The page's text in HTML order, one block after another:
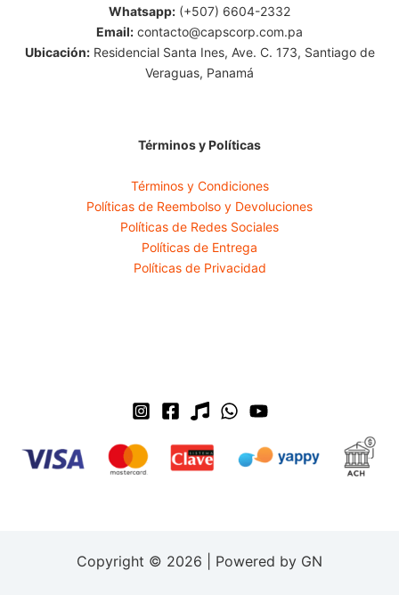
Whatsapp: (+507) 6604-2332
Email: contacto@capscorp.com.pa
Ubicación:Residencial Santa Ines, Ave. C. 173, Santiago de
Veraguas, Panamá
Términos y Políticas
Términos y Condiciones
Políticas de Reembolso y Devoluciones
Políticas de Redes Sociales
Políticas de Entrega
Políticas de Privacidad
Copyright © 2026 | Powered by GN